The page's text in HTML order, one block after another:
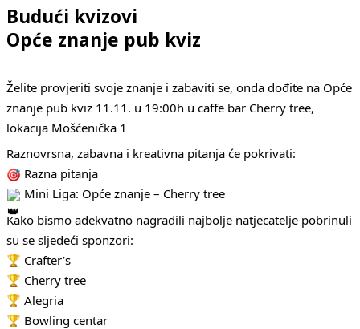
Budući kvizovi
Opće znanje pub kviz
Želite provjeriti svoje znanje i zabaviti se, onda dođite na Opće
znanje pub kviz 11.11. u 19:00h u caffe bar Cherry tree,
lokacija Mošćenička 1
Raznovrsna, zabavna i kreativna pitanja će pokrivati:
Razna pitanja
Mini Liga: Opće znanje – Cherry tree
Kako bismo adekvatno nagradili najbolje natjecatelje pobrinuli
su se sljedeći sponzori:
Crafter’s
Cherry tree
Alegria
Bowling centar